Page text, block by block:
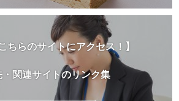
ちらのサイトにアクセス！】
・関連サイトのリンク集